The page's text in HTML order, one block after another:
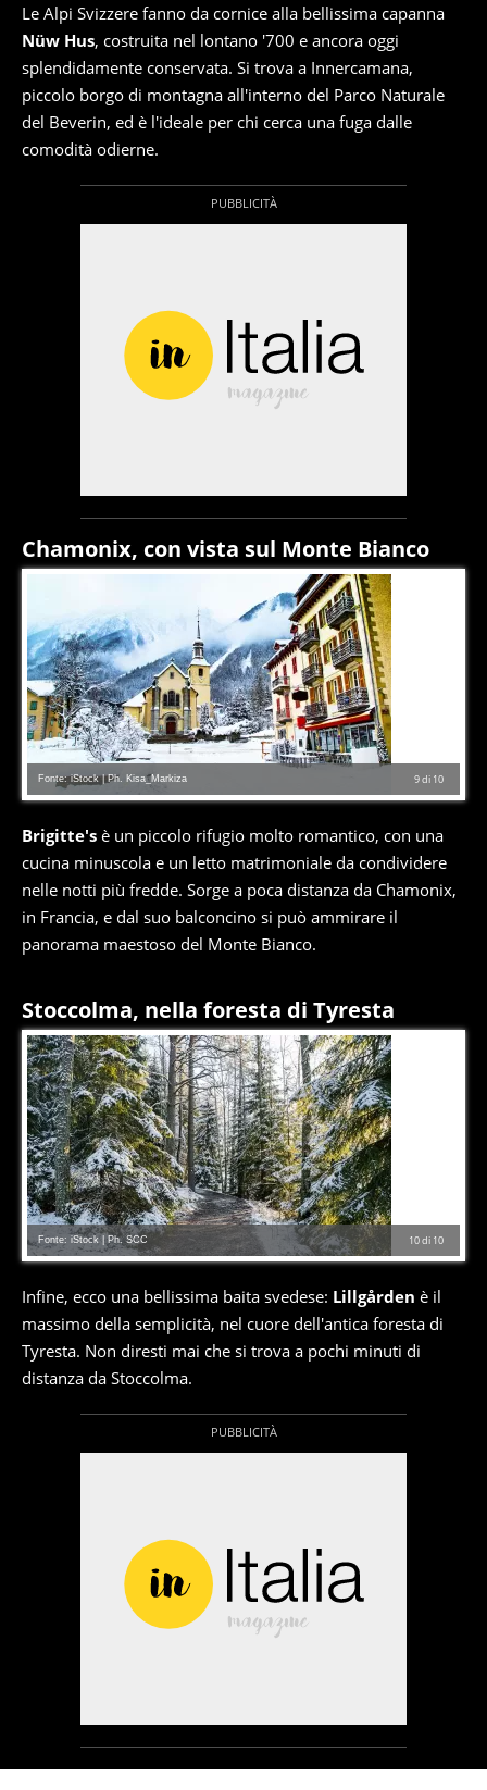
Le Alpi Svizzere fanno da cornice alla bellissima capanna
Nüw Hus, costruita nel lontano '700 e ancora oggi
splendidamente conservata. Si trova a Innercamana,
piccolo borgo di montagna all'interno del Parco Naturale
del Beverin, ed è l'ideale per chi cerca una fuga dalle
comodità odierne.
Chamonix, con vista sul Monte Bianco
9di 10
Fonte: iStock | Ph. Kisa_Markiza
Brigitte's è un piccolo rifugio molto romantico, con una
cucina minuscola e un letto matrimoniale da condividere
nelle notti più fredde. Sorge a poca distanza da Chamonix,
in Francia, e dal suo balconcino si può ammirare il
panorama maestoso del Monte Bianco.
Stoccolma, nella foresta di Tyresta
10di 10
Fonte: iStock | Ph. SCC
Infine, ecco una bellissima baita svedese: Lillgården è il
massimo della semplicità, nel cuore dell'antica foresta di
Tyresta. Non diresti mai che si trova a pochi minuti di
distanza da Stoccolma.